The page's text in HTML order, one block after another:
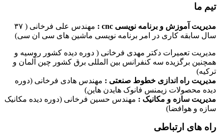
تیم ما
مدیریت آموزش و برنامه نویسی cnc :
مهندس علی فرخانی ( ۳۷
سال سابقه کاری در امر برنامه نویسی ماشین های سی ان سی)
مدیریت تعمیرات دکتر مهدی فرخانی ( دوره دیده کشور روسیه و
همچنین برگزیده سه کنفرانس بین المللی برق کشور چین آلمان و
ترکیه)
مدیریت راه اندازی خطوط صنعتی : مهندس هادی فرخانی (دوره
دیده محصولات زیمنس فانوک هایدن هاین)
مدیریت سازه و مکانیک : مهندس حسین فرخانی (دوره دیده مکانیک
سازه و هوافضا)
راه های ارتباطی